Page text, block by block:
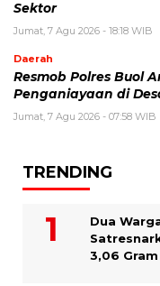
Sektor
Jumat, 7 Agu 2026 - 18:18 WIB
Daerah
Resmob Polres Buol
Penganiayaan di
Jumat, 7 Agu 2026 - 07:58 WIB
TRENDING
Dua
3,06 Gram